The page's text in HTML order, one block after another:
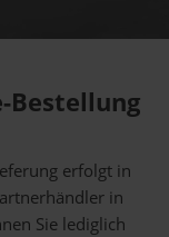
Bestellung
erfolgt in
in
Sie lediglich